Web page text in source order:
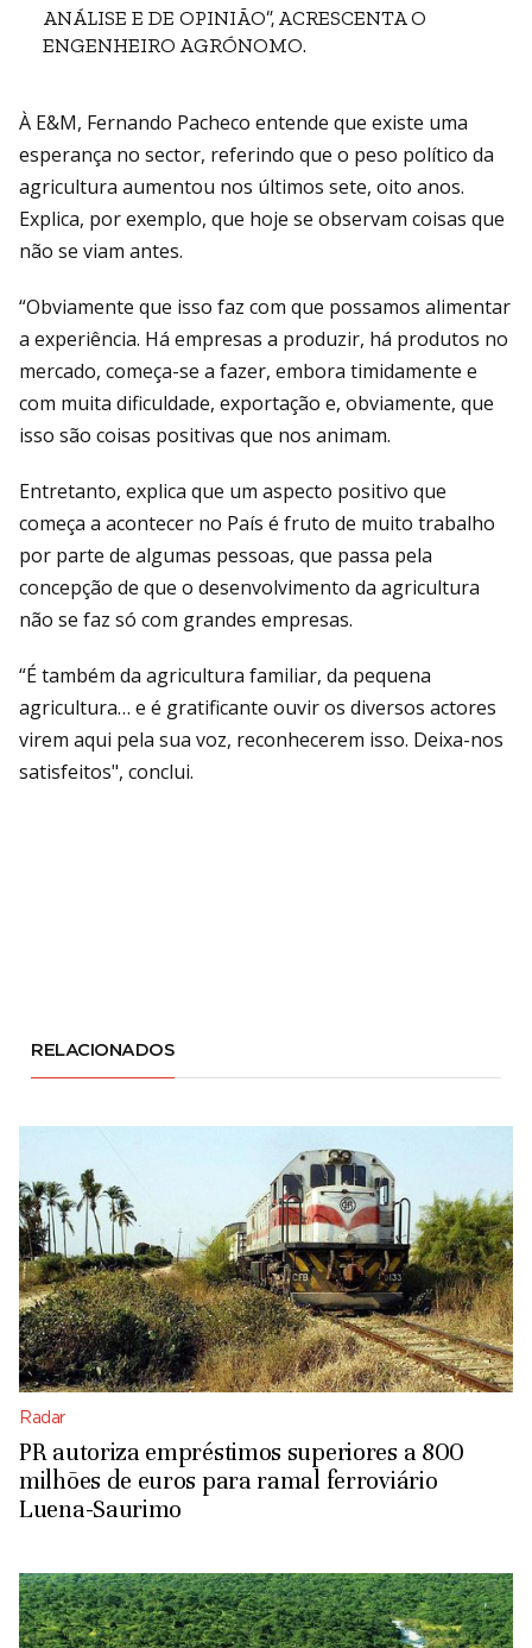
ANÁLISE E DE OPINIÃO”, ACRESCENTA O
ENGENHEIRO AGRÓNOMO.
À E&M, Fernando Pacheco entende que existe uma
esperança no sector, referindo que o peso político da
agricultura aumentou nos últimos sete, oito anos.
Explica, por exemplo, que hoje se observam coisas que
não se viam antes.
“Obviamente que isso faz com que possamos alimentar
a experiência. Há empresas a produzir, há produtos no
mercado, começa-se a fazer, embora timidamente e
com muita dificuldade, exportação e, obviamente, que
isso são coisas positivas que nos animam.
Entretanto, explica que um aspecto positivo que
começa a acontecer no País é fruto de muito trabalho
por parte de algumas pessoas, que passa pela
concepção de que o desenvolvimento da agricultura
não se faz só com grandes empresas.
“É também da agricultura familiar, da pequena
agricultura… e é gratificante ouvir os diversos actores
virem aqui pela sua voz, reconhecerem isso. Deixa-nos
satisfeitos", conclui.
RELACIONADOS
Radar
PR autoriza empréstimos superiores a 800
milhões de euros para ramal ferroviário
Luena-Saurimo